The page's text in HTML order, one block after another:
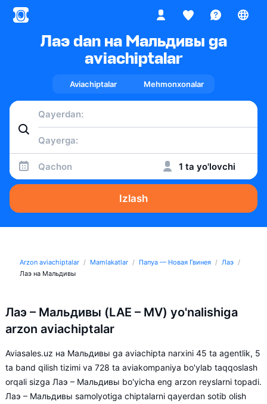
Лаэ dan на Мальдивы ga
aviachiptalar
Aviachiptalar Mehmonxonalar
Qachon 1 ta yo'lovchi
Izlash
Arzon aviachiptalar Mamlakatlar Папуа — Новая Гвинея
Лаэ
Лаэ на Мальдивы
Лаэ – Мальдивы (LAE – MV) yo'nalishiga
arzon aviachiptalar
Aviasales.uz на Мальдивы ga aviachipta narxini 45 ta agentlik, 5
ta band qilish tizimi va 728 ta aviakompaniya bo'ylab taqqoslash
orqali sizga Лаэ – Мальдивы bo'yicha eng arzon reyslarni topadi.
Лаэ – Мальдивы samolyotiga chiptalarni qayerdan sotib olish